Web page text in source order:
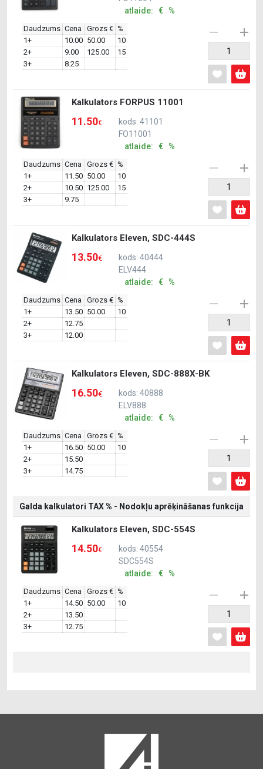
atlaide: € %
Daudzums Cena Grozs € %
1+
10.00 50.00
10
2+
9.00 125.00
15
3+
8.25
Kalkulators FORPUS 11001
11.50€
kods: 41101
FO11001
atlaide: € %
Daudzums Cena Grozs € %
1+
11.50 50.00
10
2+
10.50 125.00
15
3+
9.75
Kalkulators Eleven, SDC-444S
13.50€
kods: 40444
ELV444
atlaide: € %
Daudzums Cena Grozs € %
1+
13.50 50.00
10
2+
12.75
3+
12.00
Kalkulators Eleven, SDC-888X-BK
16.50€
kods: 40888
ELV888
atlaide: € %
Daudzums Cena Grozs € %
1+
16.50 50.00
10
2+
15.50
3+
14.75
Galda kalkulatori TAX % - Nodokļu aprēķināšanas funkcija
Kalkulators Eleven, SDC-554S
14.50€
kods: 40554
SDC554S
atlaide: € %
Daudzums Cena Grozs € %
1+
14.50 50.00
10
2+
13.50
3+
12.75